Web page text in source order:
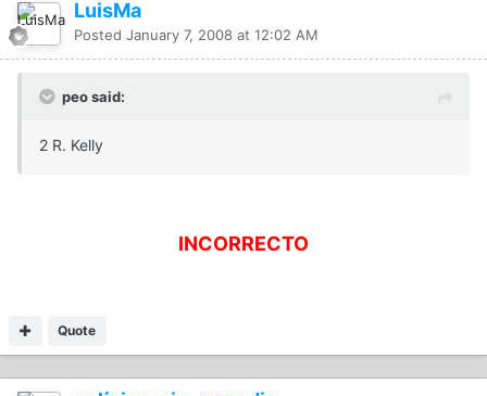
LuisMa
Posted January 7, 2008 at 12:02 AM
peo said:
2 R. Kelly
INCORRECTO
Quote